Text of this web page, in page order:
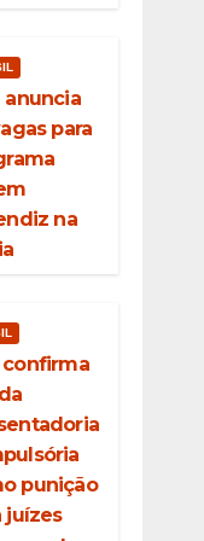
anuncia
para
na
confirma
punição
juízes